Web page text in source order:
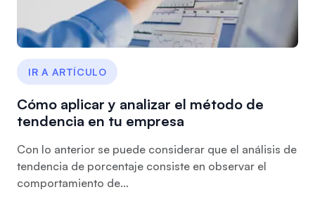
IR A ARTÍCULO
Cómo aplicar y analizar el método de
tendencia en tu empresa
Con lo anterior se puede considerar que el análisis de
tendencia de porcentaje consiste en observar el
comportamiento de...